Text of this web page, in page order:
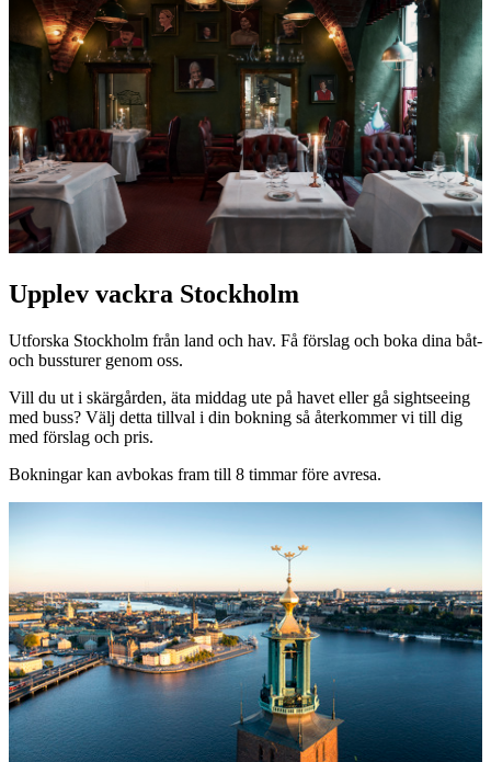
Upplev vackra Stockholm
Utforska Stockholm från land och hav. Få förslag och boka dina båt-
och bussturer genom oss.
Vill du ut i skärgården, äta middag ute på havet eller gå sightseeing
med buss? Välj detta tillval i din bokning så återkommer vi till dig
med förslag och pris.
Bokningar kan avbokas fram till 8 timmar före avresa.